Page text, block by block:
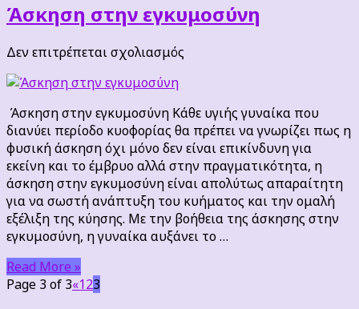
Άσκηση στην εγκυμοσύνη
Δεν επιτρέπεται σχολιασμός
εγκυμοσύνη
Άσκηση στην εγκυμοσύνη Κάθε υγιής γυναίκα που
διανύει περίοδο κυοφορίας θα πρέπει να γνωρίζει πως η
φυσική άσκηση όχι μόνο δεν είναι επικίνδυνη για
εκείνη και το έμβρυο αλλά στην πραγματικότητα, η
άσκηση στην εγκυμοσύνη είναι απολύτως απαραίτητη
για να σωστή ανάπτυξη του κυήματος και την ομαλή
εξέλιξη της κύησης. Με την βοήθεια της άσκησης στην
εγκυμοσύνη, η γυναίκα αυξάνει το …
Read More »
Page 3 of 3«123